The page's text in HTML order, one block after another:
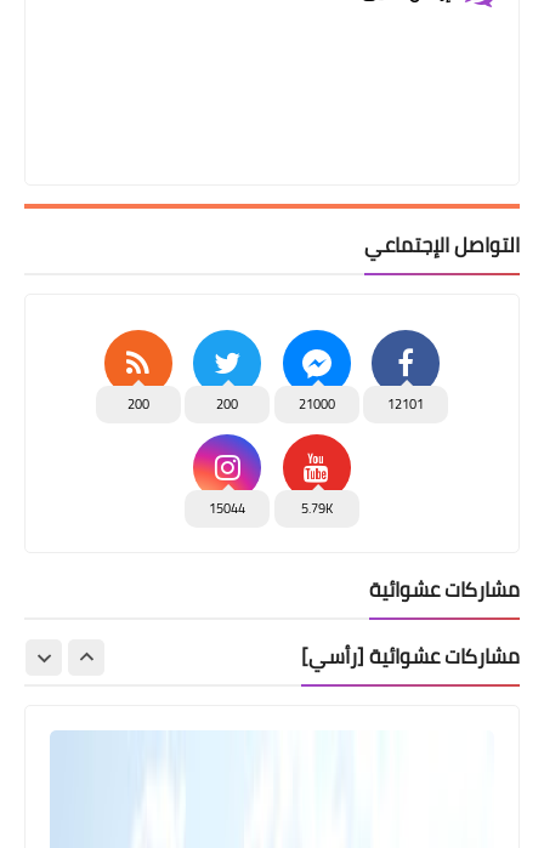
التواصل الإجتماعي
12101
21000
200
200
5.79K
15044
مشاركات عشوائية
مشاركات عشوائية [رأسي]